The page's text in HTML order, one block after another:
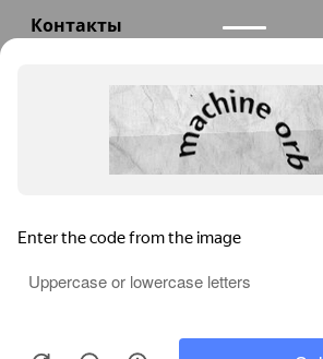
Контакты
info@teploexpert.com
Пн—Сб 09:00 – 18:00
TeploExpert.com © 2008 - 2026
систем отопления, водоснабжения,